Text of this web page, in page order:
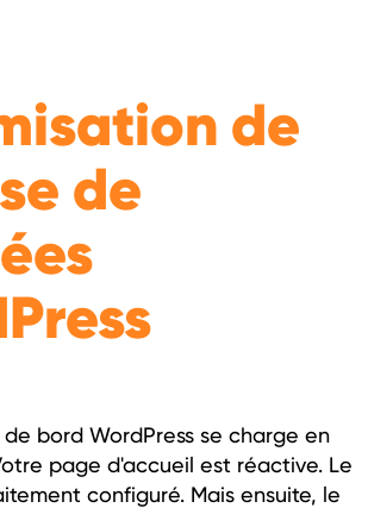
de
de
bord WordPress se charge en
page d'accueil est réactive. Le
configuré. Mais ensuite, le